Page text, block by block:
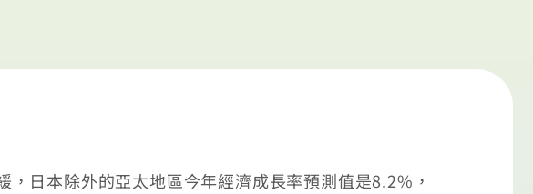
日本除外的亞太地區今年經濟成長率預測值是8.2%，